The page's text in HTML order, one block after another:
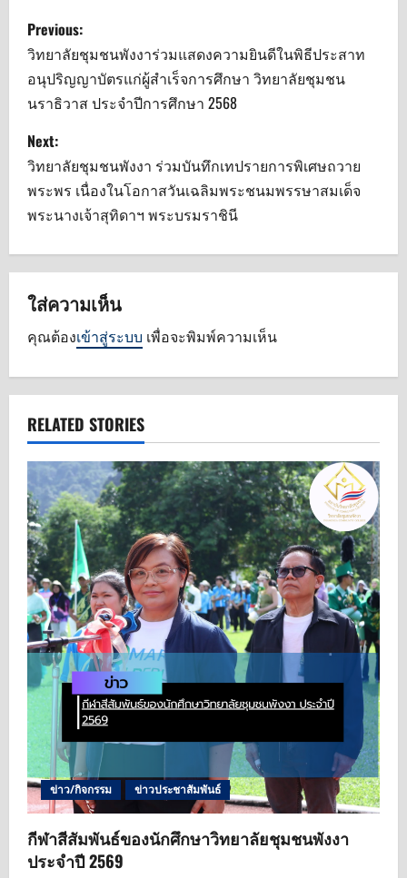
P
o
s
t
n
a
v
i
g
t
i
o
n
Previous:
วิทยาลัยชุมชนพังงาร่วมแสดงความยินดีในพิธีประสาท
อนุปริญญาบัตรแก่ผู้สำเร็จการศึกษา วิทยาลัยชุมชน
นราธิวาส ประจำปีการศึกษา 2568
Next:
วิทยาลัยชุมชนพังงา ร่วมบันทึกเทปรายการพิเศษถวาย
พระพร เนื่องในโอกาสวันเฉลิมพระชนมพรรษาสมเด็จ
พระนางเจ้าสุทิดาฯ พระบรมราชินี
ใส่ความเห็น
คุณต้องเข้าสู่ระบบ เพื่อจะพิมพ์ความเห็น
RELATED STORIES
ข่าว/กิจกรรม ข่าวประชาสัมพันธ์
กีฬาสีสัมพันธ์ของนักศึกษาวิทยาลัยชุมชนพังงา
ประจำปี 2569